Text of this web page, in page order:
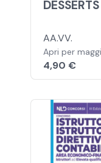
DESSERTS
AA.VV.
Apri per
4,90 €